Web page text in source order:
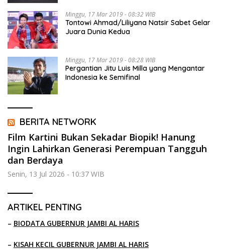
Minggu, 17 Mar 2019 - 08:32 WIB
Tontowi Ahmad/Liliyana Natsir Sabet Gelar
Juara Dunia Kedua
Minggu, 17 Mar 2019 - 08:28 WIB
Pergantian Jitu Luis Milla yang Mengantar
Indonesia ke Semifinal
BERITA NETWORK
Film Kartini Bukan Sekadar Biopik! Hanung
Ingin Lahirkan Generasi Perempuan Tangguh
dan Berdaya
Senin, 13 Jul 2026 - 10:37 WIB
ARTIKEL PENTING
– BIODATA GUBERNUR JAMBI AL HARIS
– KISAH KECIL GUBERNUR JAMBI AL HARIS